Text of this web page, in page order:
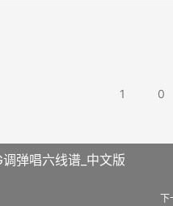
1 0
弹唱六线谱_中文版
下